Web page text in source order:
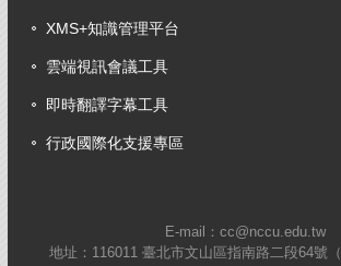
XMS+知識管理平台
雲端視訊會議工具
即時翻譯字幕工具
行政國際化支援專區
E-mail：cc@nccu.edu.tw
地址：116011 臺北市文山區指南路二段64號（